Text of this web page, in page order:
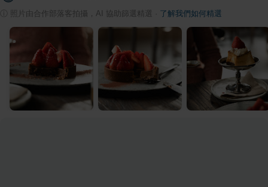
照片由合作部落客拍攝，AI 協助篩選精選 了解我們如何精選